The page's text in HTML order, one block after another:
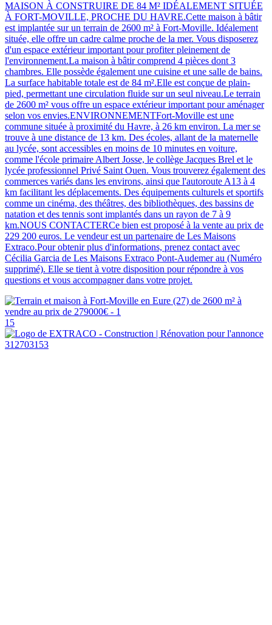
MAISON À CONSTRUIRE DE 84 M² IDÉALEMENT SITUÉE
À FORT-MOVILLE, PROCHE DU HAVRE.Cette maison à bâtir
est implantée sur un terrain de 2600 m² à Fort-Moville. Idéalement
située, elle offre un cadre calme proche de la mer. Vous disposerez
d'un espace extérieur important pour profiter pleinement de
l'environnement.La maison à bâtir comprend 4 pièces dont 3
chambres. Elle possède également une cuisine et une salle de bains.
La surface habitable totale est de 84 m².Elle est conçue de plain-
pied, permettant une circulation fluide sur un seul niveau.Le terrain
de 2600 m² vous offre un espace extérieur important pour aménager
selon vos envies.ENVIRONNEMENTFort-Moville est une
commune située à proximité du Havre, à 26 km environ. La mer se
trouve à une distance de 13 km. Des écoles, allant de la maternelle
au lycée, sont accessibles en moins de 10 minutes en voiture,
comme l'école primaire Albert Josse, le collège Jacques Brel et le
lycée professionnel Privé Saint Ouen. Vous trouverez également des
commerces variés dans les environs, ainsi que l'autoroute A13 à 4
km facilitant les déplacements. Des équipements culturels et sportifs
comme un cinéma, des théâtres, des bibliothèques, des bassins de
natation et des tennis sont implantés dans un rayon de 7 à 9
km.NOUS CONTACTERCe bien est proposé à la vente au prix de
229 200 euros. Le vendeur est un partenaire de Les Maisons
Extraco.Pour obtenir plus d'informations, prenez contact avec
Cécilia Garcia de Les Maisons Extraco Pont-Audemer au (Numéro
supprimé). Elle se tient à votre disposition pour répondre à vos
questions et vous accompagner dans votre projet.
15